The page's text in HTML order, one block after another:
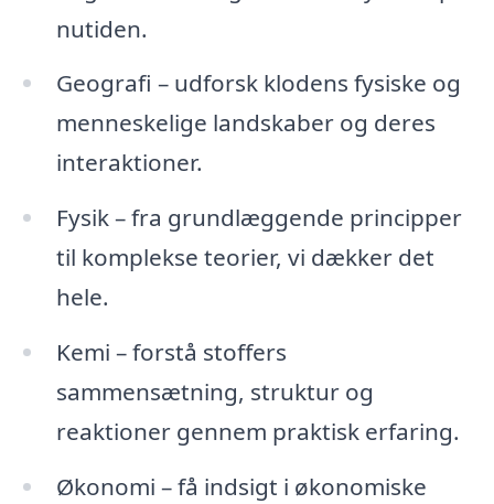
nutiden.
Geografi – udforsk klodens fysiske og
menneskelige landskaber og deres
interaktioner.
Fysik – fra grundlæggende principper
til komplekse teorier, vi dækker det
hele.
Kemi – forstå stoffers
sammensætning, struktur og
reaktioner gennem praktisk erfaring.
Økonomi – få indsigt i økonomiske